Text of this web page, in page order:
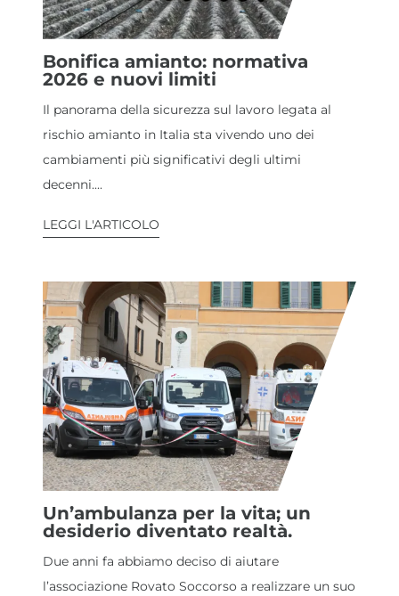
Bonifica amianto: normativa
2026 e nuovi limiti
Il panorama della sicurezza sul lavoro legata al
rischio amianto in Italia sta vivendo uno dei
cambiamenti più significativi degli ultimi
decenni....
LEGGI L'ARTICOLO
Un’ambulanza per la vita; un
desiderio diventato realtà.
Due anni fa abbiamo deciso di aiutare
l’associazione Rovato Soccorso a realizzare un suo